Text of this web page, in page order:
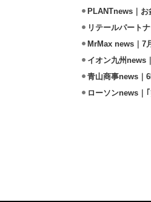
PLANTnews｜お
リテールパート
MrMax news｜7
イオン九州news
青山商事news｜
ローソンnews｜